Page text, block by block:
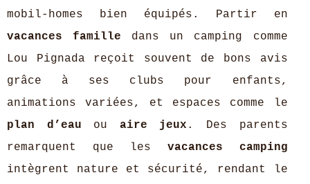
mobil-homes bien équipés. Partir en
vacances famille dans un camping comme
Lou Pignada reçoit souvent de bons avis
grâce à ses clubs pour enfants,
animations variées, et espaces comme le
plan d’eau ou aire jeux . Des parents
remarquent que les vacances camping
intègrent nature et sécurité, rendant le